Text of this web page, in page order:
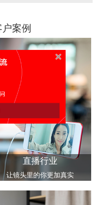
案例
直播行业
让镜头里的你更加真实